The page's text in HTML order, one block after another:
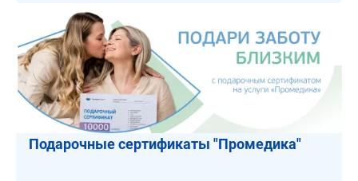
Подарочные сертификаты "Промедика"